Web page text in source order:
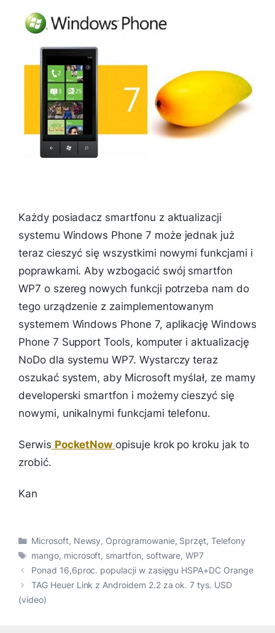
Każdy posiadacz smartfonu z aktualizacji
systemu Windows Phone 7 może jednak już
teraz cieszyć się wszystkimi nowymi funkcjami i
poprawkami. Aby wzbogacić swój smartfon
WP7 o szereg nowych funkcji potrzeba nam do
tego urządzenie z zaimplementowanym
systemem Windows Phone 7, aplikację Windows
Phone 7 Support Tools, komputer i aktualizację
NoDo dla systemu WP7. Wystarczy teraz
oszukać system, aby Microsoft myślał, ze mamy
developerski smartfon i możemy cieszyć się
nowymi, unikalnymi funkcjami telefonu.
Serwis PocketNow opisuje krok po kroku jak to
zrobić.
Kan
Kategorie
Microsoft, Newsy, Oprogramowanie, Sprzęt,Telefony
Tagi
mango, microsoft, smartfon, software,WP7
Ponad 16,6proc. populacji w zasięgu HSPA+DC Orange
TAG Heuer Link z Androidem 2.2 za ok. 7 tys. USD
(video)